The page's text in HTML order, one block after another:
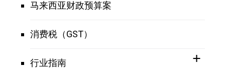
马来西亚财政预算案
消费税（GST）
行业指南